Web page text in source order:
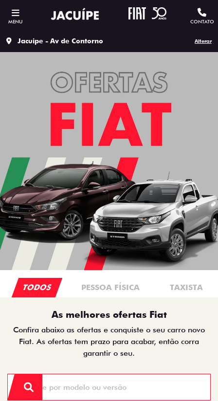
MENU CONTATO
Jacuipe - Av de Contorno Alterar
TODOS PESSOA FÍSICA TAXISTA
As melhores ofertas Fiat
Confira abaixo as ofertas e conquiste o seu carro novo
Fiat. As ofertas tem prazo para acabar, então corra
garantir o seu.